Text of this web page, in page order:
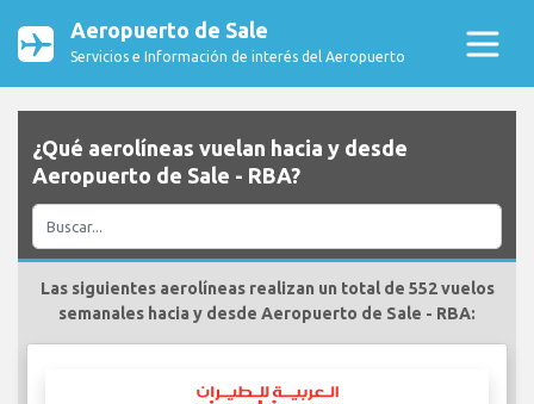
Aeropuerto de Sale
Servicios e Información de interés del Aeropuerto
¿Qué aerolíneas vuelan hacia y desde
Aeropuerto de Sale - RBA?
Las siguientes aerolíneas realizan un total de 552 vuelos
semanales hacia y desde Aeropuerto de Sale - RBA: